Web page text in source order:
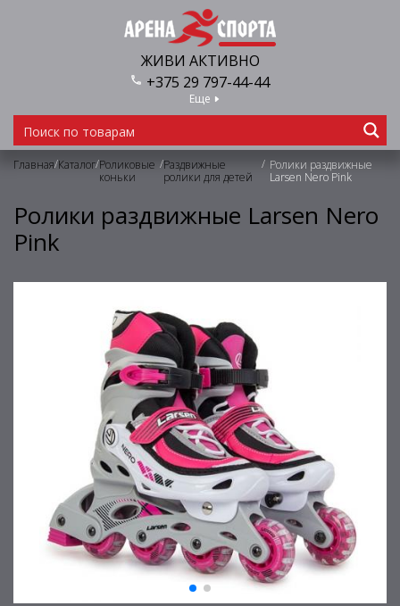
ЖИВИ АКТИВНО
+375 29 797-44-44
Еще
Главная/Каталог/Роликовые
коньки
/Раздвижные
ролики для детей
/ Ролики раздвижные
Larsen Nero Pink
Ролики раздвижные Larsen Nero
Pink